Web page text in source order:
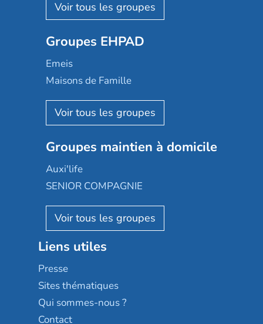
Les Résidentiels
Mobicap
Domusvi
Happy Senior
Aquarelia
Nexity edenea
Les jardins d'Arcadie
Occitalia
Appartseniors
Reseda
Stella management
Les villages d'or
Sérénys
Résidences services Villa Médicis
Groupes EHPAD
Emeis
Maisons de Famille
Korian
Emera
Groupe SOS
Le Noble Âge
Almage
Résidalya
Groupe aplus
Groupes maintien à domicile
Auxi'life
SENIOR COMPAGNIE
AGE D'OR Services
Liens utiles
Presse
Sites thématiques
Qui sommes-nous ?
Contact